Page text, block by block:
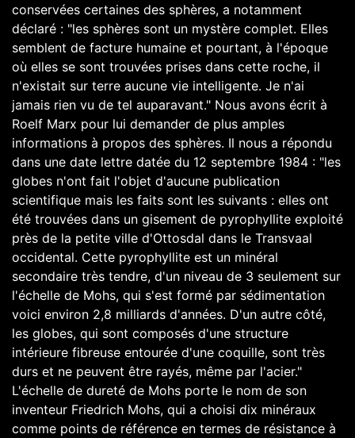
conservées certaines des sphères, a notamment
déclaré : "les sphères sont un mystère complet. Elles
semblent de facture humaine et pourtant, à l'époque
où elles se sont trouvées prises dans cette roche, il
n'existait sur terre aucune vie intelligente. Je n'ai
jamais rien vu de tel auparavant." Nous avons écrit à
Roelf Marx pour lui demander de plus amples
informations à propos des sphères. Il nous a répondu
dans une date lettre datée du 12 septembre 1984 : "les
globes n'ont fait l'objet d'aucune publication
scientifique mais les faits sont les suivants : elles ont
été trouvées dans un gisement de pyrophyllite exploité
près de la petite ville d'Ottosdal dans le Transvaal
occidental. Cette pyrophyllite est un minéral
secondaire très tendre, d'un niveau de 3 seulement sur
l'échelle de Mohs, qui s'est formé par sédimentation
voici environ 2,8 milliards d'années. D'un autre côté,
les globes, qui sont composés d'une structure
intérieure fibreuse entourée d'une coquille, sont très
durs et ne peuvent être rayés, même par l'acier."
L'échelle de dureté de Mohs porte le nom de son
inventeur Friedrich Mohs, qui a choisi dix minéraux
comme points de référence en termes de résistance à